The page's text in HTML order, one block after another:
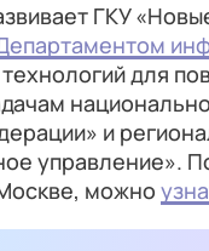
ГКУ
для
и
управление».
можно